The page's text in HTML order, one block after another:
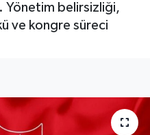
Yönetim belirsizliği,
ve kongre süreci